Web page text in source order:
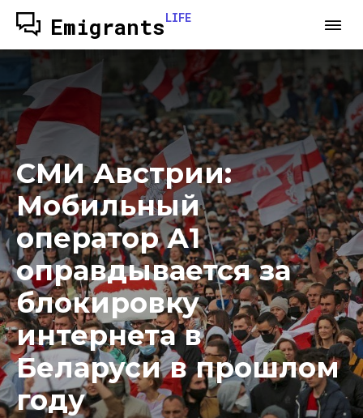
EmigrantsLIFE
СМИ Австрии:
Мобильный
оператор А1
оправдывается за
блокировку
интернета в
Беларуси в прошлом
году